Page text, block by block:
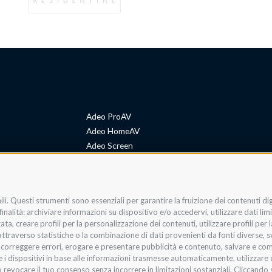
Questi strumenti sono essenziali per garantire la fruizione dei contenuti
archiviare informazioni su dispositivo e/o accedervi, utilizzare dati
creare profili per la personalizzazione dei contenuti, utilizzare profili
statistiche o la combinazione di dati provenienti da fonti diverse,
errori, erogare e presentare pubblicità e contenuto, salvare e
in base alle informazioni trasmesse automaticamente,
il tuo consenso senza incorrere in limitazioni sostanziali.
Adeo ProAV
Adeo HomeAV
Adeo Screen
Adeum Cinema Suite